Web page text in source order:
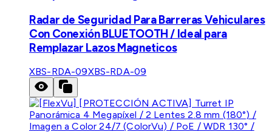
Radar de Seguridad Para Barreras Vehiculares
Con Conexión BLUETOOTH / Ideal para
Remplazar Lazos Magneticos
XBS-RDA-09XBS-RDA-09